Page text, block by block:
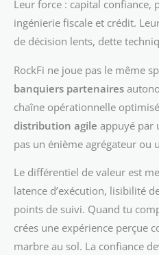
Leur force : capital confiance,
ingénierie fiscale et crédit.
de décision lents, dette
RockFi ne joue pas le même
banquiers partenaires
chaîne opérationnelle
distribution agile appuyé par
pas un énième agrégateur ou
Le différentiel de valeur est
latence d’exécution, lisibilité
points de suivi. Quand tu
crées une expérience perçue
marbre au sol. La confiance